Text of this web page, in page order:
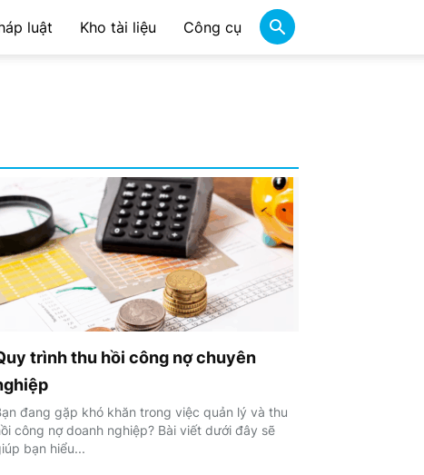
luật Kho tài liệu Công cụ
trình thu hồi công nợ chuyên
đang gặp khó khăn trong việc quản lý và thu
công nợ doanh nghiệp? Bài viết dưới đây sẽ
bạn hiểu...